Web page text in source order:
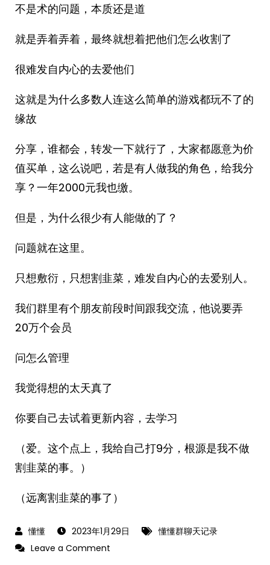
不是术的问题，本质还是道
就是弄着弄着，最终就想着把他们怎么收割了
很难发自内心的去爱他们
这就是为什么多数人连这么简单的游戏都玩不了的
缘故
分享，谁都会，转发一下就行了，大家都愿意为价
值买单，这么说吧，若是有人做我的角色，给我分
享？一年2000元我也缴。
但是，为什么很少有人能做的了？
问题就在这里。
只想敷衍，只想割韭菜，难发自内心的去爱别人。
我们群里有个朋友前段时间跟我交流，他说要弄
20万个会员
问怎么管理
我觉得想的太天真了
你要自己去试着更新内容，去学习
（爱。这个点上，我给自己打9分，根源是我不做
割韭菜的事。）
（远离割韭菜的事了）
2023年1月29日
懂懂群聊天记录
Leave a Comment